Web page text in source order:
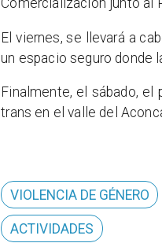
Comercialización junto al
El viernes, se llevará a
un espacio seguro donde
Finalmente, el sábado, el
trans en el valle del
VIOLENCIA DE GÉNERO
ACTIVIDADES